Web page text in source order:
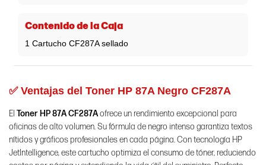
Contenido de la Caja
1 Cartucho CF287A sellado
✅ Ventajas del Toner HP 87A Negro CF287A
El Toner HP 87A CF287Aofrece un rendimiento excepcional para
oficinas de alto volumen. Su fórmula de negro intenso garantiza textos
nítidos y gráficos profesionales en cada página. Con tecnología HP
JetIntelligence, este cartucho optimiza el consumo de tóner, reduciendo